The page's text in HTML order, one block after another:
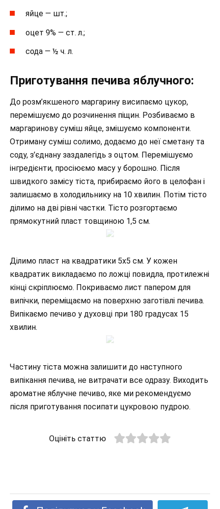
яйце — шт.;
оцет 9% — ст. л.;
сода — ½ ч. л.
Приготування печива яблучного:
До розм’якшеного маргарину висипаємо цукор,
перемішуємо до розчинення піщин. Розбиваємо в
маргаринову суміш яйце, змішуємо компоненти.
Отриману суміш солимо, додаємо до неї сметану та
соду, з’єднану заздалегідь з оцтом. Перемішуємо
інгредієнти, просіюємо масу у борошно. Після
швидкого замісу тіста, прибираємо його в целофан і
залишаємо в холодильнику на 10 хвилин. Потім тісто
ділимо на дві рівні частки. Тісто розгортаємо
прямокутний пласт товщиною 1,5 см.
Ділимо пласт на квадратики 5х5 см. У кожен
квадратик викладаємо по ложці повидла, протилежні
кінці скріплюємо. Покриваємо лист папером для
випічки, переміщаємо на поверхню заготівлі печива.
Випікаємо печиво у духовці при 180 градусах 15
хвилин.
Частину тіста можна залишити до наступного
випікання печива, не витрачати все одразу. Виходить
ароматне яблучне печиво, яке ми рекомендуємо
після приготування посипати цукровою пудрою.
Оцініть статтю